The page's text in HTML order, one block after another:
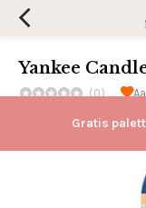
Gratis
Yankee
(0)